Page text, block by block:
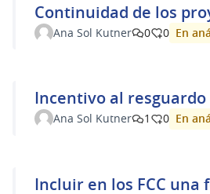
Continuidad de los
Ana Sol Kutner 0 0 En
Incentivo al
Ana Sol Kutner 1 0 En
Incluir en los FCC una